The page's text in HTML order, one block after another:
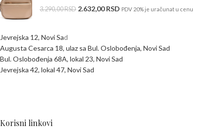
3.290,00RSD 2.632,00RSD PDV 20% je uračunat u cenu
Jevrejska 12, Novi Sad
Augusta Cesarca 18, ulaz sa Bul. Oslobođenja, Novi Sad
Bul. Oslobođenja 68A, lokal 23, Novi Sad
Jevrejska 42, lokal 47, Novi Sad
Korisni linkovi